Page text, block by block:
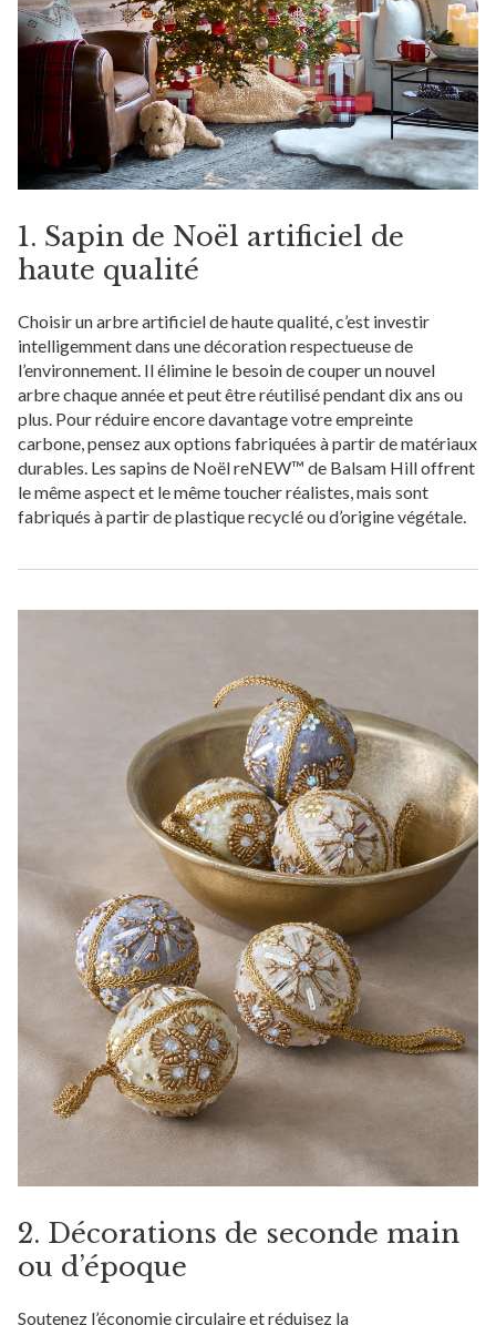
1. Sapin de Noël artificiel de
haute qualité
Choisir un arbre artificiel de haute qualité, c’est investir
intelligemment dans une décoration respectueuse de
l’environnement. Il élimine le besoin de couper un nouvel
arbre chaque année et peut être réutilisé pendant dix ans ou
plus. Pour réduire encore davantage votre empreinte
carbone, pensez aux options fabriquées à partir de matériaux
durables. Les sapins de Noël reNEW™ de Balsam Hill offrent
le même aspect et le même toucher réalistes, mais sont
fabriqués à partir de plastique recyclé ou d’origine végétale.
2. Décorations de seconde main
ou d’époque
Soutenez l’économie circulaire et réduisez la